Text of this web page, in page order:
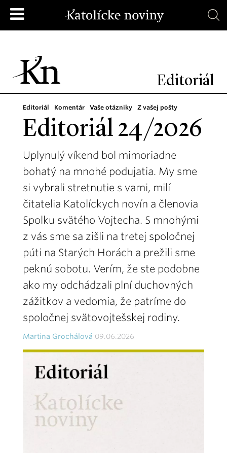
Editoriál
Editoriál Komentár Vaše otázniky Z vašej pošty
Editoriál 24/2026
Uplynulý víkend bol mimoriadne
bohatý na mnohé podujatia. My sme
si vybrali stretnutie s vami, milí
čitatelia Katolíckych novín a členovia
Spolku svätého Vojtecha. S mnohými
z vás sme sa zišli na tretej spoločnej
púti na Starých Horách a prežili sme
peknú sobotu. Verím, že ste podobne
ako my odchádzali plní duchovných
zážitkov a vedomia, že patríme do
spoločnej svätovojtešskej rodiny.
Martina Grochálová 09.06.2026